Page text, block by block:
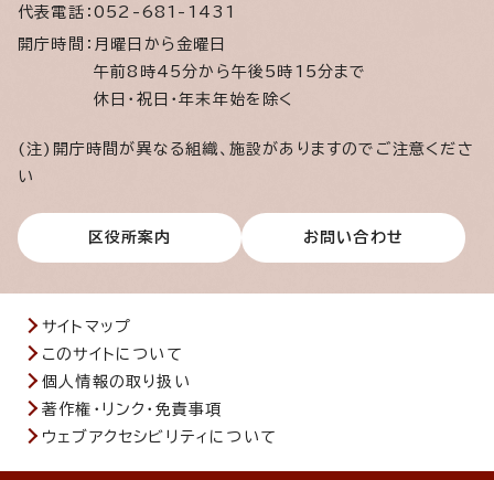
代表電話： 052-681-1431
開庁時間： 月曜日から金曜日
午前8時45分から午後5時15分まで
休日・祝日・年末年始を除く
(注)開庁時間が異なる組織、施設がありますのでご注意くださ
い
区役所案内 お問い合わせ
サイトマップ
このサイトについて
個人情報の取り扱い
著作権・リンク・免責事項
ウェブアクセシビリティについて